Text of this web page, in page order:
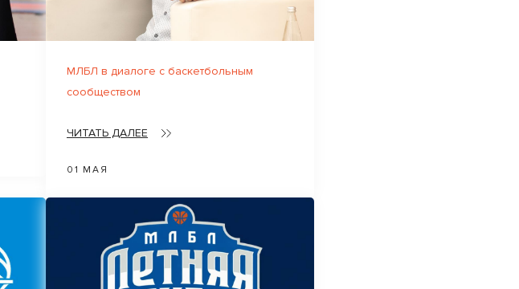
МЛБЛ в диалоге с баскетбольным
сообществом
ЧИТАТЬ ДАЛЕЕ
01 МАЯ